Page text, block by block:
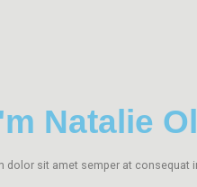
Natalie
dolor sit amet semper at consequat